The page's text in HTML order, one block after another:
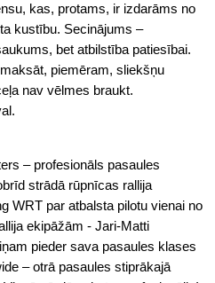
kas, protams, ir izdarāms no
kustību. Secinājums –
bet atbilstība patiesībai.
piemēram, sliekšņu
nav vēlmes braukt.
– profesionāls pasaules
strādā rūpnīcas rallija
WRT par atbalsta pilotu vienai no
ekipāžām - Jari-Matti
pieder sava pasaules klases
– otrā pasaules stiprākajā